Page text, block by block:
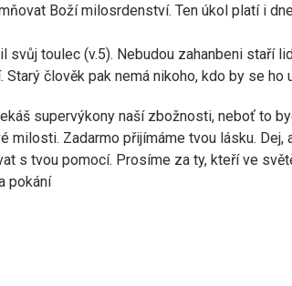
Boží milosrdenství. Ten úkol platí i
svůj toulec (v.5). Nebudou zahanbeni staří
člověk pak nemá nikoho, kdo by se
supervýkony naší zbožnosti, neboť to
milosti. Zadarmo přijímáme tvou lásku.
s tvou pomocí. Prosíme za ty, kteří ve
pokání